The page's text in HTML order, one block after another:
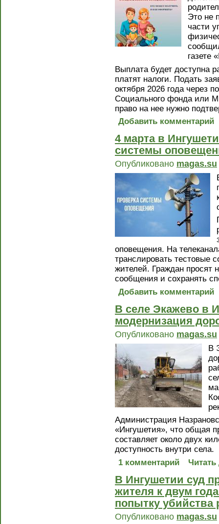
Это не
части
газете
Выплата будет доступна
платят налоги. Подать
октября 2026 года через
Социального фонда или
право на нее нужно
Добавить комментарий
4 марта в
системы
Опубликовано magas.su
оповещения. На
транслировать тестовые
жителей. Граждан просят
сообщения и сохранять
Добавить комментарий
В селе Экажево в
модернизация
Опубликовано magas.su
В
Администрация
«Ингушетия», что общая
составляет около двух
доступность внутри села.
1 комментарий
Читать
В Ингушетии суд
жителя к двум
попытку убийства
Опубликовано magas.su